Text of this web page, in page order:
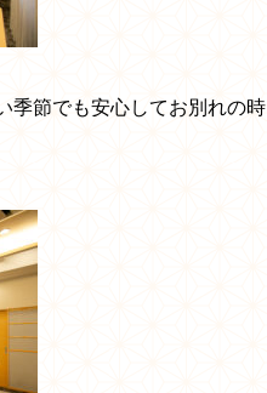
季節でも安心してお別れの時